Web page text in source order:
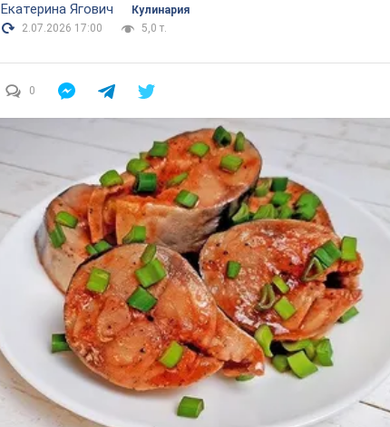
Екатерина Ягович
Кулинария
2.07.2026 17:00
5,0 т.
0